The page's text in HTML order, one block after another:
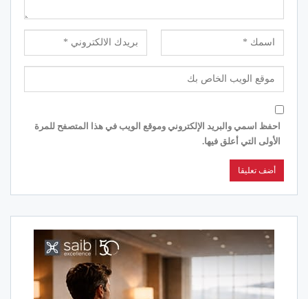
احفظ اسمي والبريد الإلكتروني وموقع الويب في هذا المتصفح للمرة
الأولى التي أعلق فيها.